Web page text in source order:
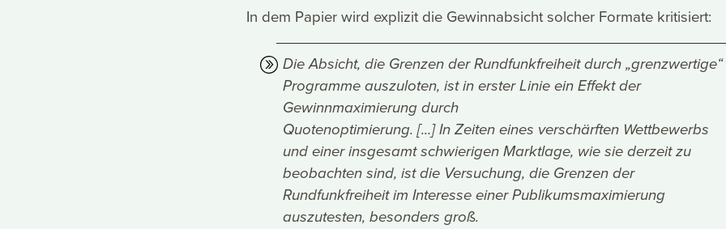
In dem Papier wird explizit die Gewinnabsicht solcher Formate kritisiert:
Die Absicht, die Grenzen der Rundfunkfreiheit durch „grenzwertige“
Programme auszuloten, ist in erster Linie ein Effekt der
Gewinnmaximierung durch
Quotenoptimierung. [...] In Zeiten eines verschärften Wettbewerbs
und einer insgesamt schwierigen Marktlage, wie sie derzeit zu
beobachten sind, ist die Versuchung, die Grenzen der
Rundfunkfreiheit im Interesse einer Publikumsmaximierung
auszutesten, besonders groß.